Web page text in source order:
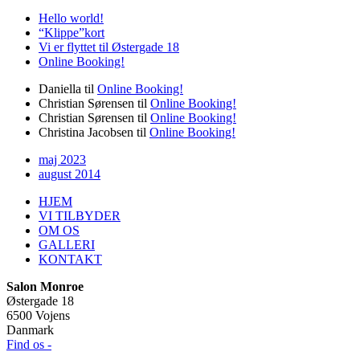
Hello world!
“Klippe”kort
Vi er flyttet til Østergade 18
Online Booking!
Daniella til Online Booking!
Christian Sørensen til Online Booking!
Christian Sørensen til Online Booking!
Christina Jacobsen til Online Booking!
maj 2023
august 2014
HJEM
VI TILBYDER
OM OS
GALLERI
KONTAKT
Salon Monroe
Østergade 18
6500 Vojens
Danmark
Find os -